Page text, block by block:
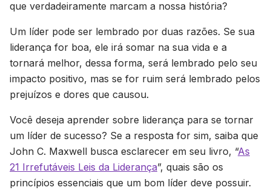
que verdadeiramente marcam a nossa história?
Um líder pode ser lembrado por duas razões. Se sua
liderança for boa, ele irá somar na sua vida e a
tornará melhor, dessa forma, será lembrado pelo seu
impacto positivo, mas se for ruim será lembrado pelos
prejuízos e dores que causou.
Você deseja aprender sobre liderança para se tornar
um líder de sucesso? Se a resposta for sim, saiba que
John C. Maxwell busca esclarecer em seu livro, “As
21 Irrefutáveis Leis da Liderança”, quais são os
princípios essenciais que um bom líder deve possuir.